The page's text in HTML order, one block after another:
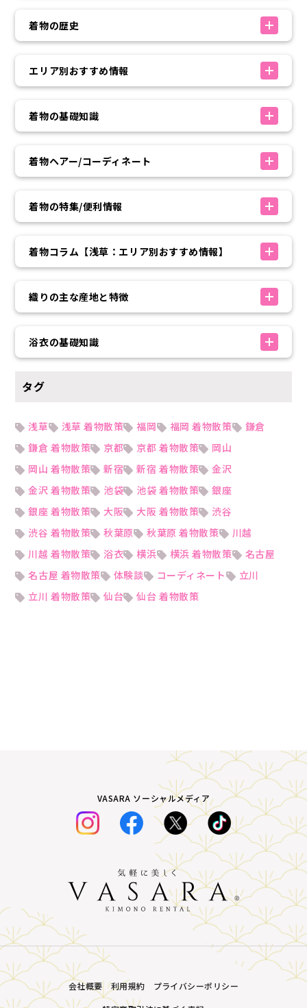
着物の歴史
エリア別おすすめ情報
着物の基礎知識
着物ヘアー/コーディネート
着物の特集/便利情報
着物コラム【浅草：エリア別おすすめ情報】
織りの主な産地と特徴
浴衣の基礎知識
タグ
浅草 浅草 着物散策 福岡 福岡 着物散策
鎌倉
鎌倉 着物散策
京都 京都 着物散策
岡山
岡山 着物散策
新宿 新宿 着物散策
金沢
金沢 着物散策
池袋 池袋 着物散策
銀座
銀座 着物散策
大阪 大阪 着物散策
渋谷
渋谷 着物散策
秋葉原 秋葉原 着物散策
川越
川越 着物散策
浴衣 横浜 横浜 着物散策
名古屋
名古屋 着物散策
体験談 コーディネート
立川
立川 着物散策
仙台 仙台 着物散策
VASARA ソーシャルメディア
会社概要 利用規約
プライバシーポリシー